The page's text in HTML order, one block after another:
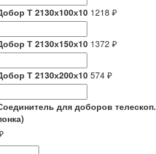
Т 2130х100х10 1218 ₽
Т 2130х150х10 1372 ₽
Т 2130х200х10 574 ₽
для доборов телескоп.